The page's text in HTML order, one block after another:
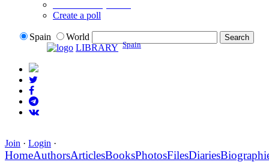
Create a poll
Spain
World
LIBRARY Spain
Join · Login ·
HomeAuthorsArticlesBooksPhotosFilesDiaries